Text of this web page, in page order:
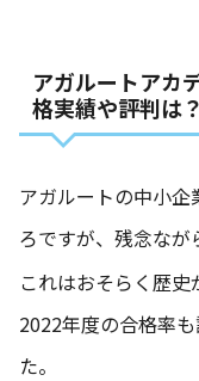
アガルートアカ
格実績や評判は？
アガルートの中小
ろですが、残念なが
これはおそらく歴
2022年度の合格率
た。